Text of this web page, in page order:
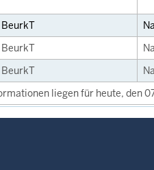
BeurkT
BeurkT
BeurkT
liegen für heute, den